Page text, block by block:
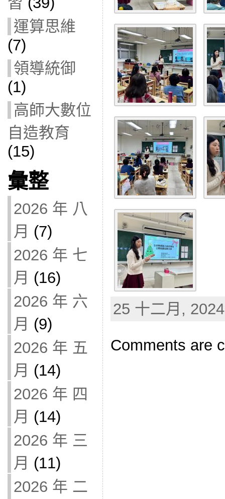
運算思維
(7)
領導統御
(1)
高師大數位
自造教育
(15)
彙整
2026 年 八
月 (7)
2026 年 七
月 (16)
2026 年 六
月 (9)
2026 年 五
月 (14)
2026 年 四
月 (14)
2026 年 三
月 (11)
2026 年 二
25 十二月,
Comments are